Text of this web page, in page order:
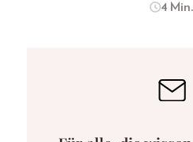
4 Min.